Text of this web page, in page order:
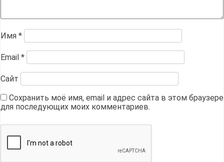
Имя *
Email *
Сайт
Сохранить моё имя, email и адрес сайта в этом браузере
для последующих моих комментариев.